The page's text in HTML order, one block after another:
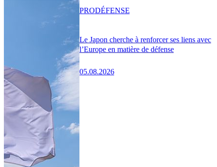
Le Japon cherche à renforcer ses liens avec
l’Europe en matière de défense
05.08.2026
PRODÉFENSE